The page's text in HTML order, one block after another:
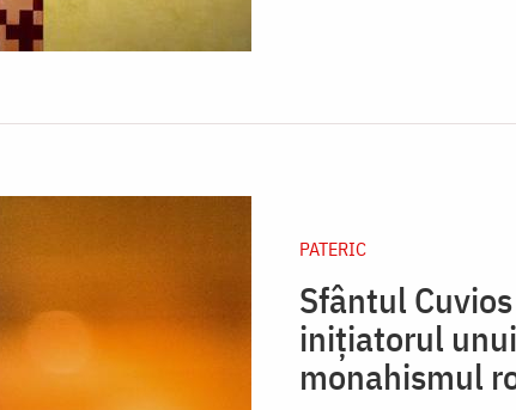
PATERIC
Sfântul
inițiatorul
monahismul